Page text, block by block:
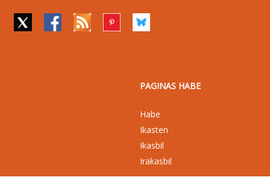
PAGINAS HABE
Habe
Ikasten
Ikasbil
Irakasbil